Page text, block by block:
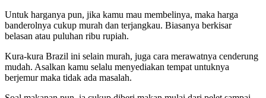
Untuk harganya pun, jika kamu mau membelinya, maka harga
banderolnya cukup murah dan terjangkau. Biasanya berkisar
belasan atau puluhan ribu rupiah.
Kura-kura Brazil ini selain murah, juga cara merawatnya cenderung
mudah. Asalkan kamu selalu menyediakan tempat untuknya
berjemur maka tidak ada masalah.